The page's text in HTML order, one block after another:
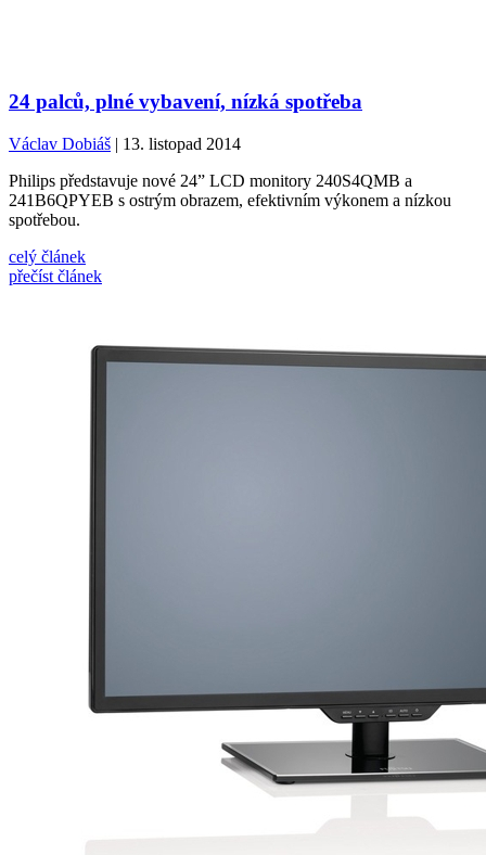
24 palců, plné vybavení, nízká spotřeba
Václav Dobiáš | 13. listopad 2014
Philips představuje nové 24” LCD monitory 240S4QMB a
241B6QPYEB s ostrým obrazem, efektivním výkonem a nízkou
spotřebou.
celý článek
přečíst článek